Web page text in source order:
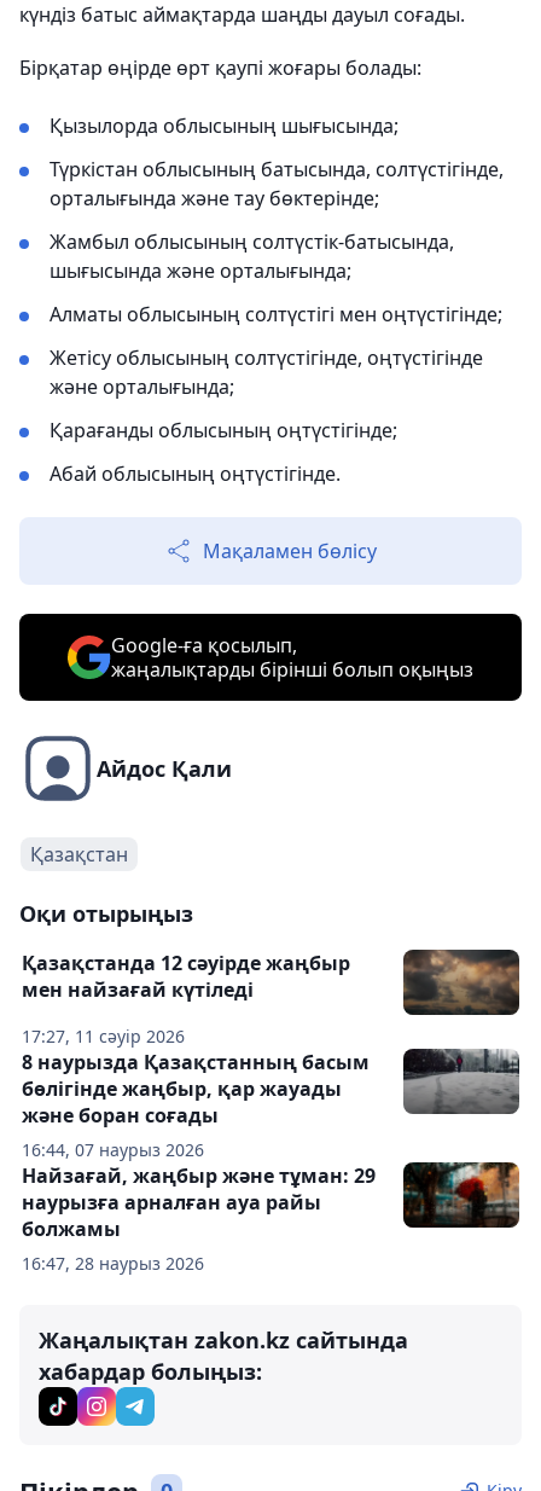
күндіз батыс аймақтарда шаңды дауыл соғады.
Бірқатар өңірде өрт қаупі жоғары болады:
Қызылорда облысының шығысында;
Түркістан облысының батысында, солтүстігінде,
орталығында және тау бөктерінде;
Жамбыл облысының солтүстік-батысында,
шығысында және орталығында;
Алматы облысының солтүстігі мен оңтүстігінде;
Жетісу облысының солтүстігінде, оңтүстігінде
және орталығында;
Қарағанды облысының оңтүстігінде;
Абай облысының оңтүстігінде.
Мақаламен бөлісу
Google-ға қосылып,
жаңалықтарды бірінші болып оқыңыз
Айдос Қали
Қазақстан
Оқи отырыңыз
17:27, 11 сәуір 2026
Қазақстанда 12 сәуірде жаңбыр
мен найзағай күтіледі
16:44, 07 наурыз 2026
8 наурызда Қазақстанның басым
бөлігінде жаңбыр, қар жауады
және боран соғады
16:47, 28 наурыз 2026
Найзағай, жаңбыр және тұман: 29
наурызға арналған ауа райы
болжамы
Жаңалықтан zakon.kz сайтында
хабардар болыңыз: